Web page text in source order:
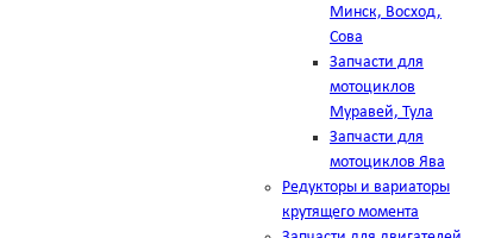
Минск, Восход,
Сова
Запчасти для
мотоциклов
Муравей, Тула
Запчасти для
мотоциклов Ява
Редукторы и вариаторы
крутящего момента